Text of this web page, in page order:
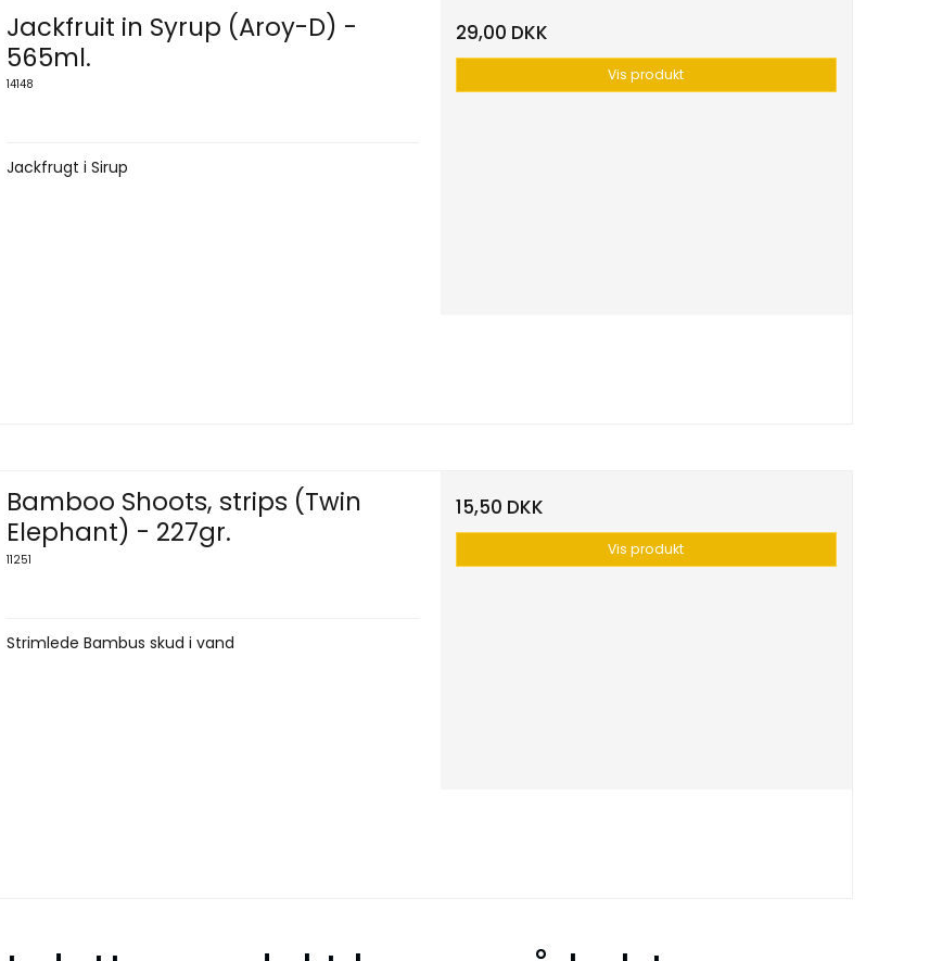
Jackfruit in Syrup (Aroy-D) -
565ml.
14148
Jackfrugt i Sirup
29,00 DKK
Vis produkt
Bamboo Shoots, strips (Twin
Elephant) - 227gr.
11251
Strimlede Bambus skud i vand
15,50 DKK
Vis produkt